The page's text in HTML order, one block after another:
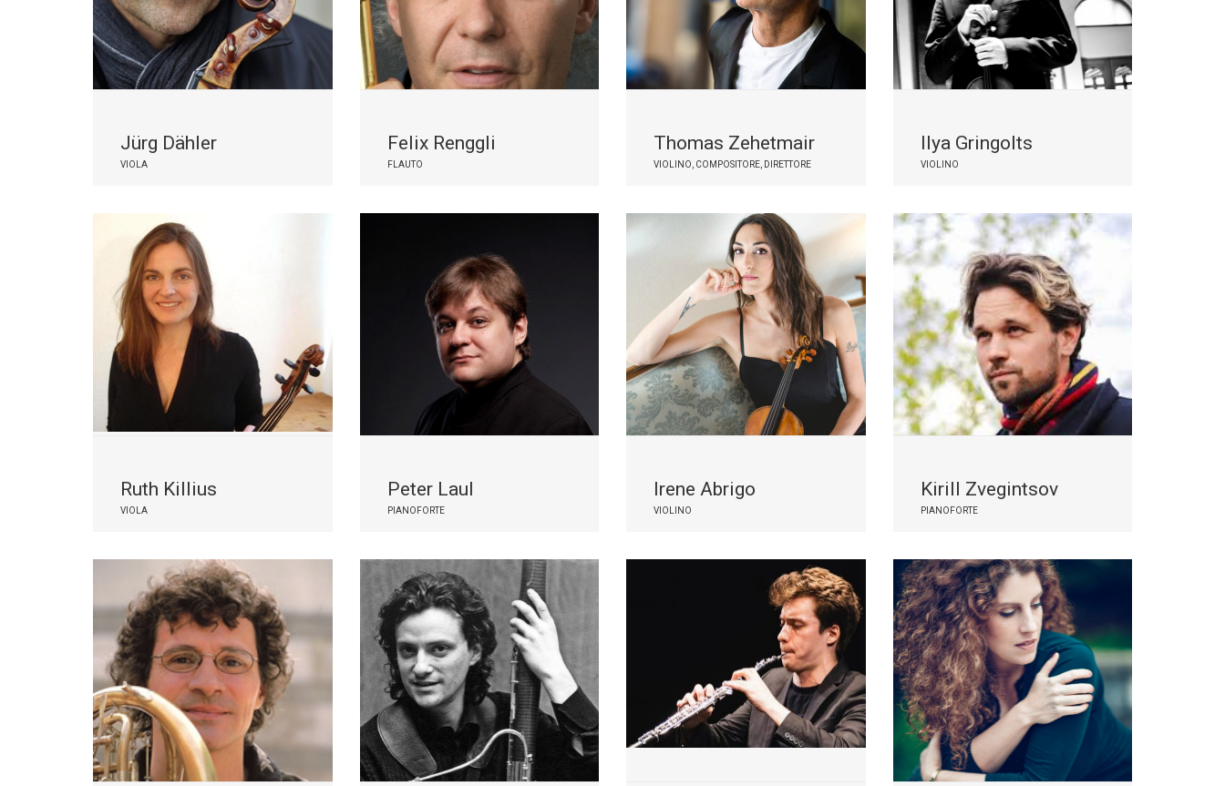
Jürg Dähler
VIOLA
Felix Renggli
FLAUTO
Thomas Zehetmair
VIOLINO, COMPOSITORE, DIRETTORE
Ilya Gringolts
VIOLINO
Ruth Killius
VIOLA
Peter Laul
PIANOFORTE
Irene Abrigo
VIOLINO
Kirill Zvegintsov
PIANOFORTE